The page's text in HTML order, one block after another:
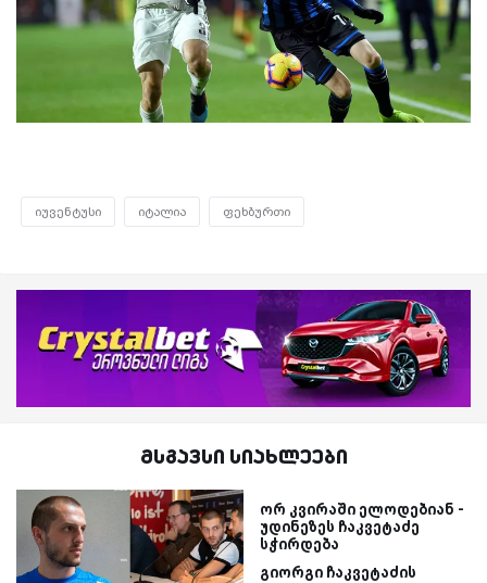
იუვენტუსი იტალია ფეხბურთი
მსგავსი სიახლეები
ორ კვირაში ელოდებიან -
უდინეზეს ჩაკვეტაძე
სჭირდება
გიორგი ჩაკვეტაძის